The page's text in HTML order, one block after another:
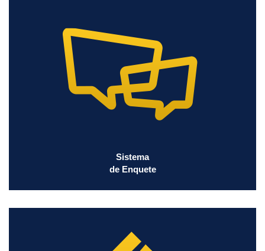
Sistema
de Enquete